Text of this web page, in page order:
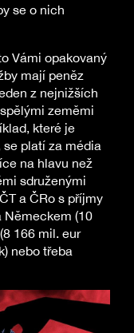
se o nich
Vámi opakovaný
mají peněz
z nejnižších
zeměmi
které je
platí za média
na hlavu než
sdruženými
a ČRo s příjmy
Německem (10
166 mil. eur
nebo třeba